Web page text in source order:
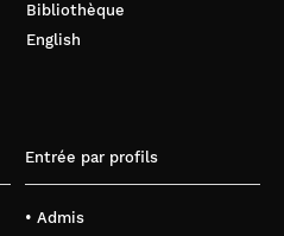
Bibliothèque
English
Entrée par profils
• Admis